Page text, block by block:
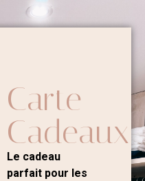
Carte
Cadeaux
Le cadeau
parfait pour les